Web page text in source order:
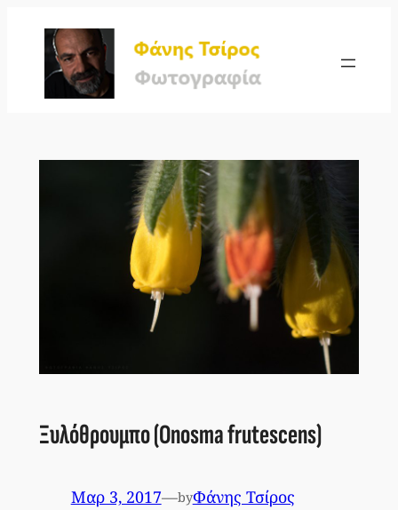
περιεχόμενο
Ξυλόθρουμπο (Onosma frutescens)
Μαρ 3, 2017—byΦάνης Τσίρος